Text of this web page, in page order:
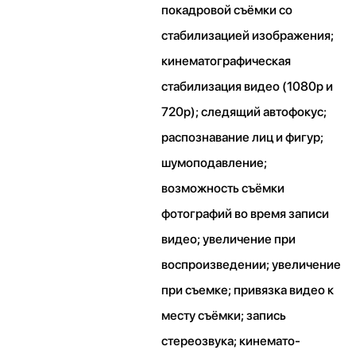
покадровой съёмки со
стабилизацией изображения;
кинематографическая
стабилизация видео (1080p и
720p); следящий автофокус;
распознавание лиц и фигур;
шумоподавление;
возможность съёмки
фотографий во время записи
видео; увеличение при
воспроизведении; увеличение
при съемке; привязка видео к
месту съёмки; запись
стереозвука; кинемато­